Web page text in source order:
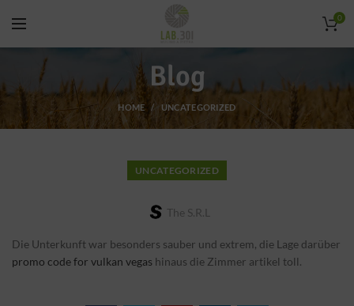
0
Blog
HOME UNCATEGORIZED
UNCATEGORIZED
The S.r.l
Die Unterkunft war besonders sauber und extrem, die Lage darüber
promo code for vulkan vegas hinaus die Zimmer artikel toll.